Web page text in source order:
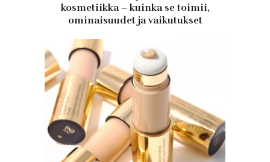
kosmetiikka – kuinka se toimii,
ominaisuudet ja vaikutukset